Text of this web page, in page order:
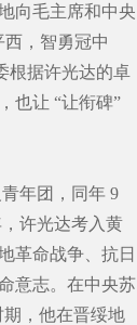
向毛主席和中央
，智勇冠中
根据许光达的卓
也让 “让衔碑”
年团，同年 9
许光达考入黄
革命战争、抗日
意志。在中央苏
，他在晋绥地